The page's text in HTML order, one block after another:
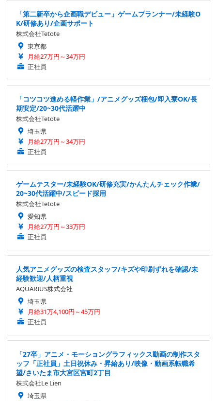
「第二新卒から企画職デビュー」ゲームプランナー/未経験O
K/研修あり/企画サポート
株式会社Tetote
東京都
月給27万円～34万円
正社員
「コツコツ進める軽作業」/アニメグッズ梱包/即入寮OK/長
期安定/20~30代活躍中
株式会社Tetote
埼玉県
月給27万円～34万円
正社員
ゲームテスター/未経験OK/研修充実/かんたんチェック作業/
20~30代活躍中/スピード採用
株式会社Tetote
愛知県
月給27万円～33万円
正社員
人気アニメグッズの検査スタッフ/キズや印刷ずれを確認/未
経験歓迎/人柄重視
AQUARIUS株式会社
埼玉県
月給31万4,100円～45万円
正社員
「27卒」アニメ・モーショングラフィックス動画の制作スタ
ッフ「正社員」土日祝休み・昇給あり/映像・動画系転職希
望/さいたま市大宮区宮町2丁目
株式会社Le Lien
埼玉県